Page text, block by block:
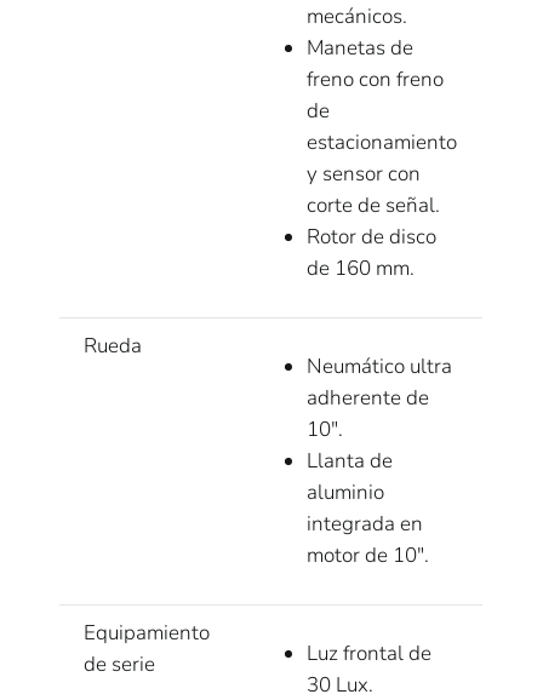
mecánicos.
Manetas de
freno con freno
de
estacionamiento
y sensor con
corte de señal.
Rotor de disco
de 160 mm.
Rueda
Neumático ultra
adherente de
10″.
Llanta de
aluminio
integrada en
motor de 10″.
Equipamiento
de serie
Luz frontal de
30 Lux.